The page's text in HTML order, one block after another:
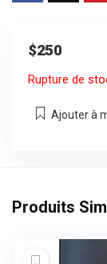
$250
Rupture de
Ajouter à
Produits